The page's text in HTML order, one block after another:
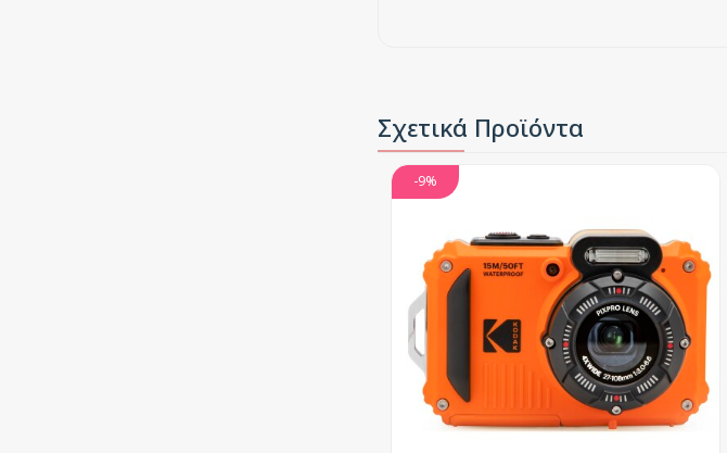
Σχετικά Προϊόντα
-9%